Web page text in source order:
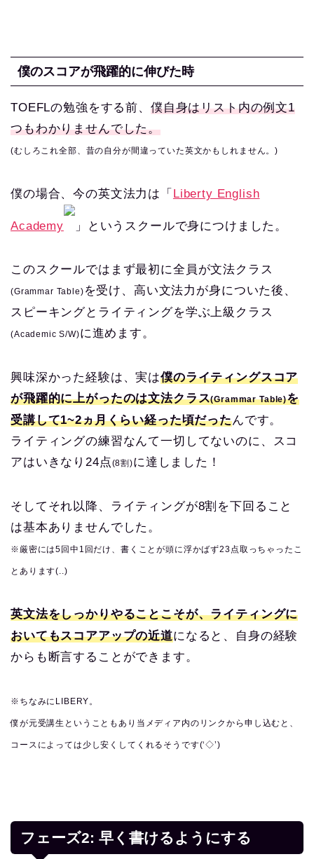
僕のスコアが飛躍的に伸びた時
TOEFLの勉強をする前、 僕自身はリスト内の例文1
つもわかりませんでした。
(むしろこれ全部、昔の自分が間違っていた英文かもしれません。)
僕の場合、今の英文法力は「 Liberty English
Academy 」というスクールで身につけました。
このスクールではまず最初に全員が文法クラス
(Grammar Table) を受け、高い文法力が身についた後、
スピーキングとライティングを学ぶ上級クラス
(Academic S/W)に進めます。
興味深かった経験は、実は僕のライティングスコア
が飛躍的に上がったのは文法クラス(Grammar Table)を
受講して1~2ヵ月くらい経った頃だったんです。
ライティングの練習なんて一切してないのに、スコ
アはいきなり24点(8割)に達しました！
そしてそれ以降、ライティングが8割を下回ること
は基本ありませんでした。
※厳密には5回中1回だけ、書くことが頭に浮かばず23点取っちゃったこ
とあります(..)
英文法をしっかりやることこそが、ライティングに
おいてもスコアアップの近道になると、自身の経験
からも断言することができます。
※ちなみにLIBERY。
僕が元受講生ということもあり当メディア内のリンクから申し込むと、
コースによっては少し安くしてくれるそうです(‘◇’)ゞ
フェーズ2: 早く書けるようにする